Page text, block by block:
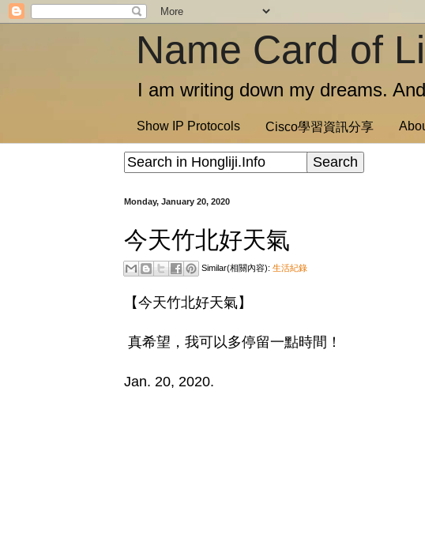
Name Card of
I am writing down my dreams.
Show IP Protocols Cisco學習資訊分享
Monday, January 20, 2020
今天竹北好天氣
Similar(相關內容): 生活紀錄
【今天竹北好天氣】
真希望，我可以多停留一點時間！
Jan. 20, 2020.